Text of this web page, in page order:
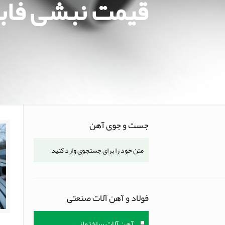
قیمت نبشی
جست و جوی آهن
فولاد و آهن آلات صنعتی